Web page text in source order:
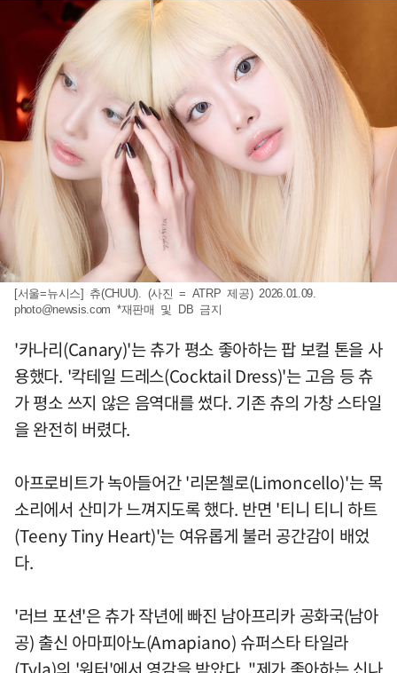
[서울=뉴시스] 츄(CHUU). (사진 = ATRP 제공) 2026.01.09.
photo@newsis.com *재판매 및 DB 금지
'카나리(Canary)'는 츄가 평소 좋아하는 팝 보컬 톤을 사
용했다. '칵테일 드레스(Cocktail Dress)'는 고음 등 츄
가 평소 쓰지 않은 음역대를 썼다. 기존 츄의 가창 스타일
을 완전히 버렸다.
아프로비트가 녹아들어간 '리몬첼로(Limoncello)'는 목
소리에서 산미가 느껴지도록 했다. 반면 '티니 티니 하트
(Teeny Tiny Heart)'는 여유롭게 불러 공간감이 배었
다.
'러브 포션'은 츄가 작년에 빠진 남아프리카 공화국(남아
공) 출신 아마피아노(Amapiano) 슈퍼스타 타일라